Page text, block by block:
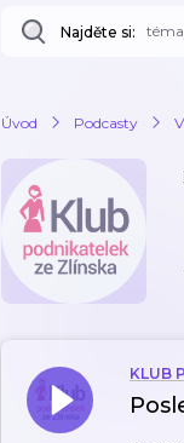
Najděte si:
Úvod Podcasty
KLUB